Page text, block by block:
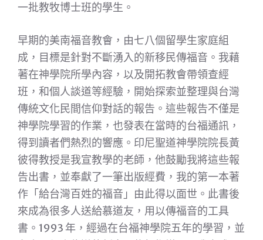
一批教牧博士班的學生。
早期的美南福音教會，由七八個留學生家庭組
成，目標是針對不斷湧入的新移民傳福音。我藉
著在神學院所學內容，以及開拓教會帶領查經
班，和個人談道等經驗，開始探索並整理與台灣
傳統文化民間信仰對話的報告。這些報告不僅是
神學院學習的作業，也發表在當時的台福通訊，
得到讀者們熱烈的響應。印尼聖道神學院院長黃
彼得教授是我宣教學的老師，他鼓勵我將這些報
告出書，並奉獻了一筆出版經費，我的第一本著
作「給台灣百姓的福音」由此得以面世。此書後
來成為很多人送給慕道友，用以傳福音的工具
書。1993 年，經過在台福神學院五年的學習，並